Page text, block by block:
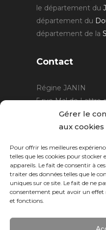
Gérer le
aux cookies
Pour offrir les meilleures
telles que les cookies pour
appareils. Le fait de consentir à
traiter des données telles que le
uniques sur ce site. Le fait de ne
consentement peut avoir un effet
et fonctions.
le département du
département du
département de la
Contact
Régine JANIN
5 rue Mal de Lattre
21220 Gevrey
06 15 15 80 29
Horaires :sur